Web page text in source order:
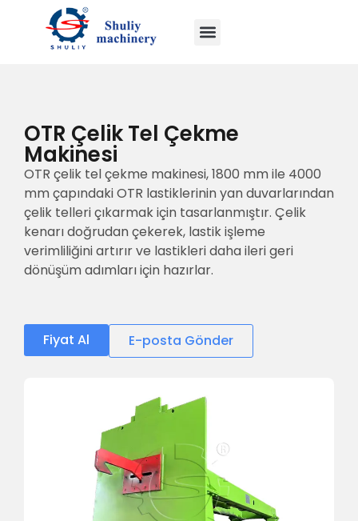
OTR Çelik Tel Çekme
Makinesi
OTR çelik tel çekme makinesi, 1800 mm ile 4000
mm çapındaki OTR lastiklerinin yan duvarlarından
çelik telleri çıkarmak için tasarlanmıştır. Çelik
kenarı doğrudan çekerek, lastik işleme
verimliliğini artırır ve lastikleri daha ileri geri
dönüşüm adımları için hazırlar.
Fiyat Al E-posta Gönder